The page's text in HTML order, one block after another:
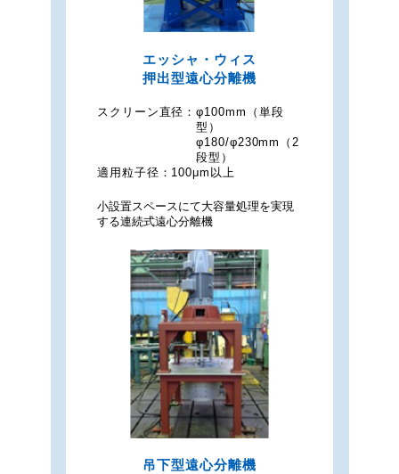
エッシャ・ウィス
押出型遠心分離機
スクリーン直径：φ100mm（単段
型）
φ180/φ230mm（2
段型）
適用粒子径： 100μm以上
小設置スペースにて大容量処理を実現
する連続式遠心分離機
吊下型遠心分離機